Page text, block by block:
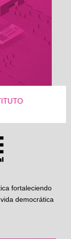
fortaleciendo
democrática